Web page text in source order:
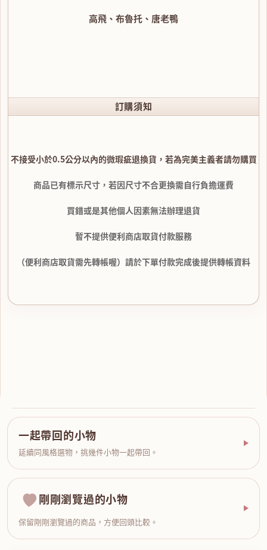
高飛、布魯托、唐老鴨
訂購須知
不接受小於0.5公分以內的微瑕疵退換貨，若為完美主義者請勿購買
商品已有標示尺寸，若因尺寸不合更換需自行負擔運費
買錯或是其他個人因素無法辦理退貨
暫不提供便利商店取貨付款服務
（便利商店取貨需先轉帳喔）請於下單付款完成後提供轉帳資料
一起帶回的小物
延續同風格選物，挑幾件小物一起帶回。
剛剛瀏覽過的小物
保留剛剛瀏覽過的商品，方便回頭比較。